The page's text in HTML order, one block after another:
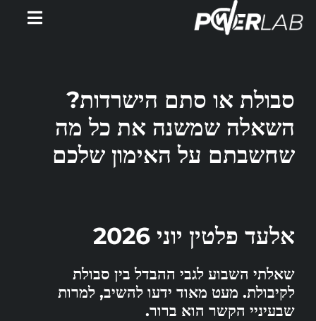
Skip
אימוני PowerWatts
אלעד פלטין
סבולת או סתם הישרדות?
השאלה שמשנה את כל מה
שחשבתם על האימון שלכם
אלעד פלטין יוני 2026
שאלתי השבוע לגבי ההבדל בין סבולת
לקיבולת. מעט מאוד ידעו להשיב, למרות
שבעיניי הקשר הוא ברור.